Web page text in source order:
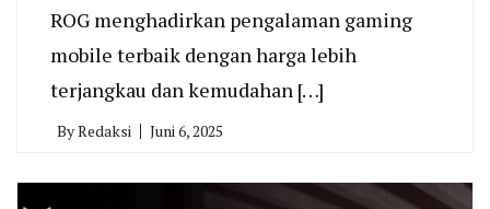
ROG menghadirkan pengalaman gaming
mobile terbaik dengan harga lebih
terjangkau dan kemudahan […]
ByRedaksi Juni 6, 2025